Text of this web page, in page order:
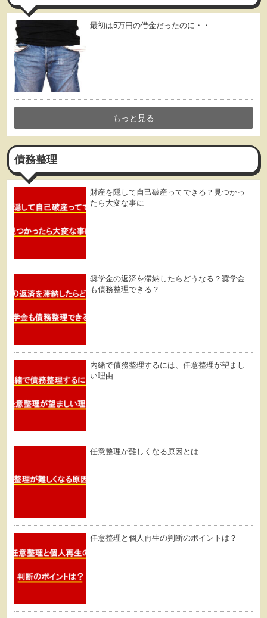
最初は5万円の借金だったのに・・
もっと見る
債務整理
財産を隠して自己破産ってできる？見つかっ
たら大変な事に
奨学金の返済を滞納したらどうなる？奨学金
も債務整理できる？
内緒で債務整理するには、任意整理が望まし
い理由
任意整理が難しくなる原因とは
任意整理と個人再生の判断のポイントは？